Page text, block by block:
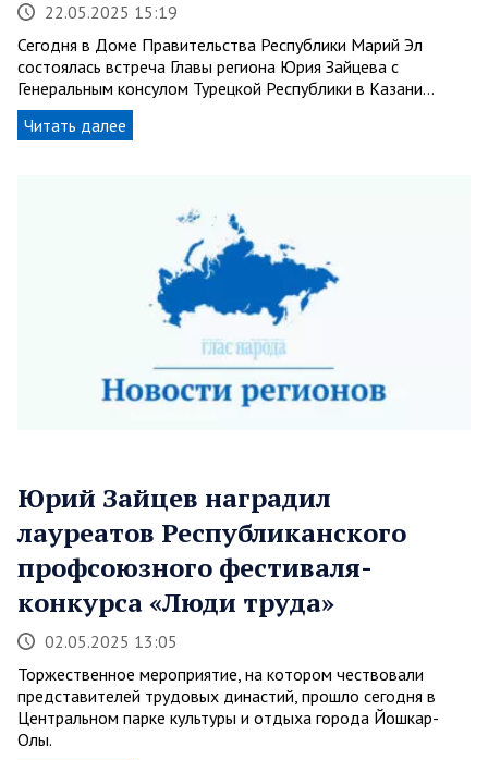
22.05.2025 15:19
Сегодня в Доме Правительства Республики Марий Эл
состоялась встреча Главы региона Юрия Зайцева с
Генеральным консулом Турецкой Республики в Казани…
Читать далее
Юрий Зайцев наградил
лауреатов Республиканского
профсоюзного фестиваля-
конкурса «Люди труда»
02.05.2025 13:05
Торжественное мероприятие, на котором чествовали
представителей трудовых династий, прошло сегодня в
Центральном парке культуры и отдыха города Йошкар-
Олы.